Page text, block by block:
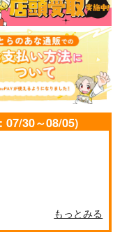
07/30～08/05)
もっとみる